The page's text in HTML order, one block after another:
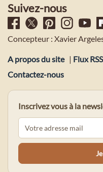
Suivez-nous
Concepteur : Xavier
A propos du site | Flux RSS
Contactez-nous
Inscrivez vous à la